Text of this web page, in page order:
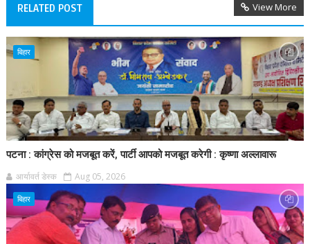
RELATED POST View More
बिहार
पटना : कांग्रेस को मजबूत करें, पार्टी आपको मजबूत करेगी : कृष्णा अल्लावारू
आर्यावर्त डेस्क Aug 05, 2026
बिहार